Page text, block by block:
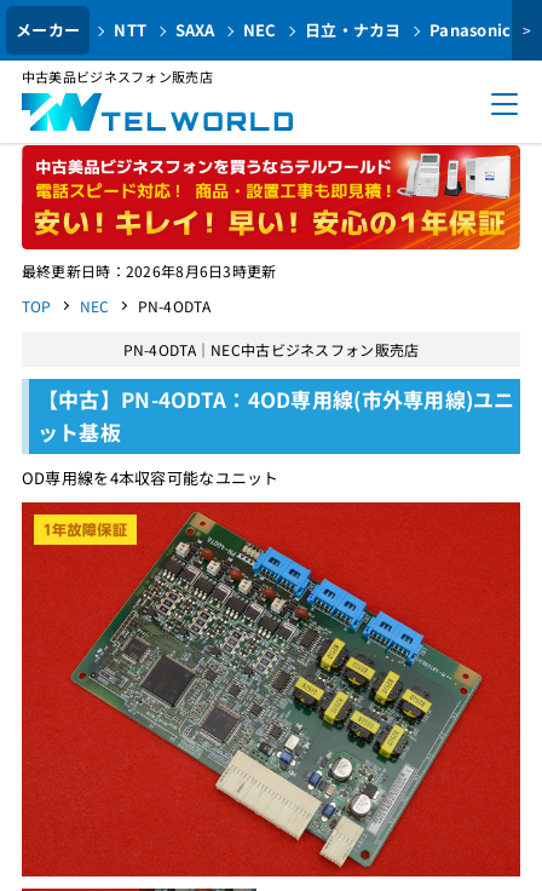
メーカー NTT SAXA NEC 日立・ナカヨ Panasonic >
中古美品ビジネスフォン販売店
最終更新日時：2026年8月6日3時更新
TOP
NEC PN-4ODTA
PN-4ODTA｜NEC中古ビジネスフォン販売店
【中古】PN-4ODTA：4OD専用線(市外専用線)ユニ
ット基板
OD専用線を4本収容可能なユニット